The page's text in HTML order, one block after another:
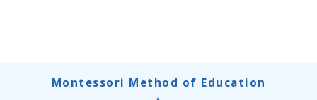
Montessori Method of Education